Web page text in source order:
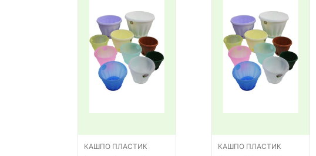
КАШПО ПЛАСТИК КАШПО ПЛАСТИК